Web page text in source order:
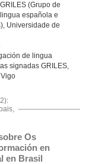
(Grupo de
española e
Universidade de
de lingua
signadas GRILES,
Os
en
en Brasil